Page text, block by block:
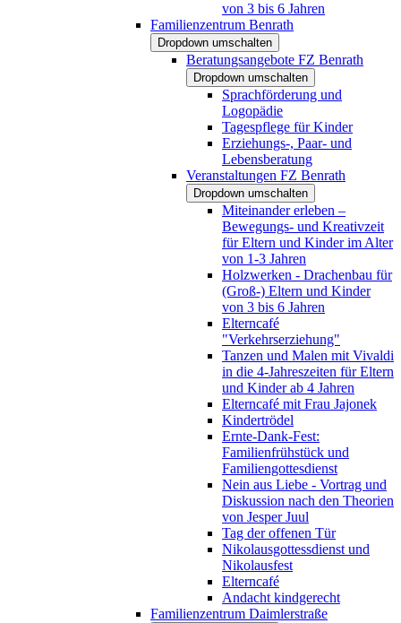
von 3 bis 6 Jahren
Familienzentrum Benrath
Dropdown umschalten
Beratungsangebote FZ Benrath
Dropdown umschalten
Sprachförderung und
Logopädie
Tagespflege für Kinder
Erziehungs-, Paar- und
Lebensberatung
Veranstaltungen FZ Benrath
Dropdown umschalten
Miteinander erleben –
Bewegungs- und Kreativzeit
für Eltern und Kinder im Alter
von 1-3 Jahren
Holzwerken - Drachenbau für
(Groß-) Eltern und Kinder
von 3 bis 6 Jahren
Elterncafé
"Verkehrserziehung"
Tanzen und Malen mit Vivaldi
in die 4-Jahreszeiten für Eltern
und Kinder ab 4 Jahren
Elterncafé mit Frau Jajonek
Kindertrödel
Ernte-Dank-Fest:
Familienfrühstück und
Familiengottesdienst
Nein aus Liebe - Vortrag und
Diskussion nach den Theorien
von Jesper Juul
Tag der offenen Tür
Nikolausgottessdienst und
Nikolausfest
Elterncafé
Andacht kindgerecht
Familienzentrum Daimlerstraße